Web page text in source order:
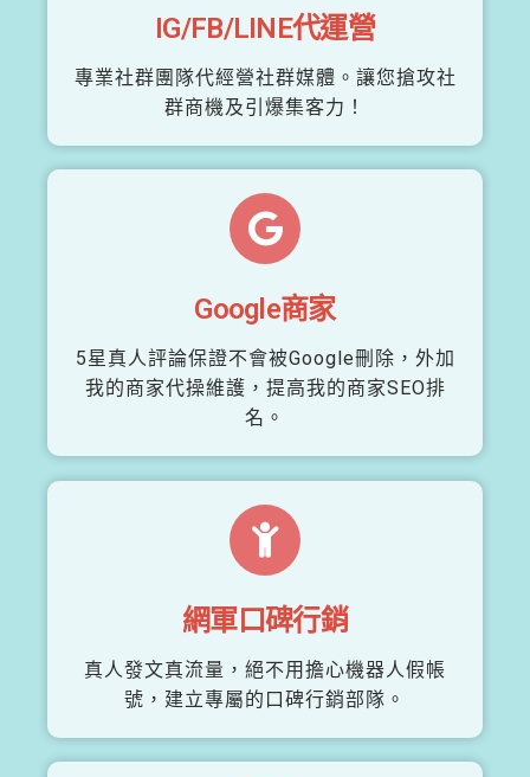
IG/FB/LINE代運營
專業社群團隊代經營社群媒體。讓您搶攻社
群商機及引爆集客力！
Google商家
5星真人評論保證不會被Google刪除，外加
我的商家代操維護，提高我的商家SEO排
名。
網軍口碑行銷
真人發文真流量，絕不用擔心機器人假帳
號，建立專屬的口碑行銷部隊。